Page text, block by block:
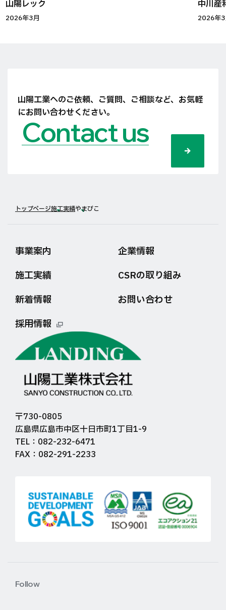
山陽レック
2026年3月
中川産
2026年
山陽工業へのご依頼、ご質問、ご相談など、 お気軽
にお問い合わせください。
Contact us
トップページ施工実績やまびこ
事業案内
企業情報
施工実績
CSRの取り組み
新着情報
お問い合わせ
採用情報
〒730-0805
広島県広島市中区十日市町1丁目1-9
TEL：082-232-6471
FAX：082-291-2233
Follow